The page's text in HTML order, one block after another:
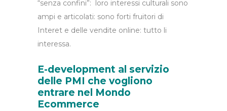
“senza confini”: loro interessi culturali sono
ampi e articolati: sono forti fruitori di
Interet e delle vendite online: tutto li
interessa.
E-development al servizio
delle PMI che vogliono
entrare nel Mondo
Ecommerce